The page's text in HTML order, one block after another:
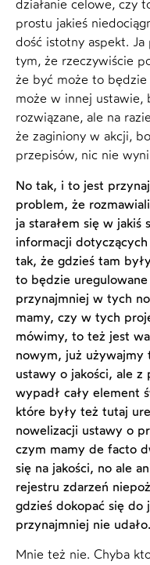
działanie celowe, czy
prostu jakieś
dość istotny aspekt.
tym, że rzeczywiście
że być może to będzie
może w innej ustawie,
rozwiązane, ale na
że zaginiony w akcji,
przepisów, nic nie
No tak, i to jest
problem, że
ja starałem się w
informacji
tak, że gdzieś tam
to będzie
przynajmniej w tych
mamy, czy w tych
mówimy, to też jest
nowym, już używajmy
ustawy o jakości, ale z
wypadł cały element
które były też tutaj
nowelizacji ustawy o
czym mamy de facto
się na jakości, no ale
rejestru zdarzeń
gdzieś dokopać się do
przynajmniej nie udało.
Mnie też nie. Chyba